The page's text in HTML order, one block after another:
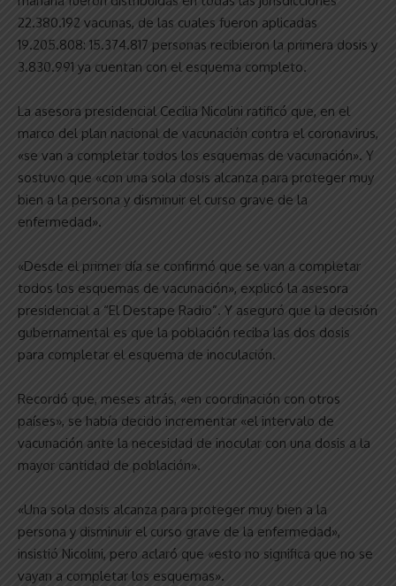
22.380.192 vacunas, de las cuales fueron aplicadas
19.205.808: 15.374.817 personas recibieron la primera dosis y
3.830.991 ya cuentan con el esquema completo.
La asesora presidencial Cecilia Nicolini ratificó que, en el
marco del plan nacional de vacunación contra el coronavirus,
«se van a completar todos los esquemas de vacunación». Y
sostuvo que «con una sola dosis alcanza para proteger muy
bien a la persona y disminuir el curso grave de la
enfermedad».
«Desde el primer día se confirmó que se van a completar
todos los esquemas de vacunación», explicó la asesora
presidencial a “El Destape Radio”. Y aseguró que la decisión
gubernamental es que la población reciba las dos dosis
para completar el esquema de inoculación.
Recordó que, meses atrás, «en coordinación con otros
países», se había decido incrementar «el intervalo de
vacunación ante la necesidad de inocular con una dosis a la
mayor cantidad de población».
«Una sola dosis alcanza para proteger muy bien a la
persona y disminuir el curso grave de la enfermedad»,
insistió Nicolini, pero aclaró que «esto no significa que no se
vayan a completar los esquemas».